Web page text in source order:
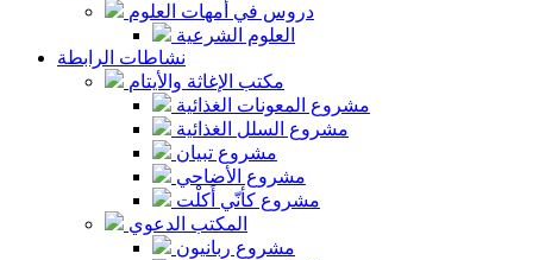
دروس في أمهات العلوم
العلوم الشرعية
نشاطات الرابطة
مكتب الإغاثة والأيتام
مشروع المعونات الغذائية
مشروع السلل الغذائية
مشروع تبيان
مشروع الأضاحي
مشروع كأنّي أَكلْت
المكتب الدعوي
مشروع ربانيون